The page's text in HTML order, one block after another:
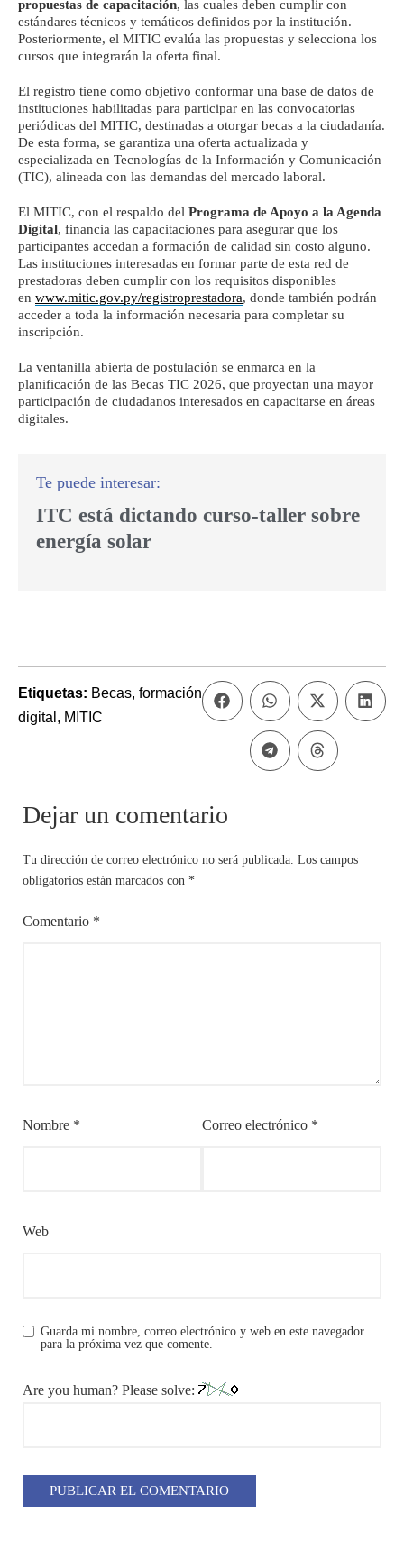
propuestas de capacitación, las cuales deben cumplir con
estándares técnicos y temáticos definidos por la institución.
Posteriormente, el MITIC evalúa las propuestas y selecciona los
cursos que integrarán la oferta final.
El registro tiene como objetivo conformar una base de datos de
instituciones habilitadas para participar en las convocatorias
periódicas del MITIC, destinadas a otorgar becas a la ciudadanía.
De esta forma, se garantiza una oferta actualizada y
especializada en Tecnologías de la Información y Comunicación
(TIC), alineada con las demandas del mercado laboral.
El MITIC, con el respaldo del Programa de Apoyo a la Agenda
Digital, financia las capacitaciones para asegurar que los
participantes accedan a formación de calidad sin costo alguno.
Las instituciones interesadas en formar parte de esta red de
prestadoras deben cumplir con los requisitos disponibles
en www.mitic.gov.py/registroprestadora, donde también podrán
acceder a toda la información necesaria para completar su
inscripción.
La ventanilla abierta de postulación se enmarca en la
planificación de las Becas TIC 2026, que proyectan una mayor
participación de ciudadanos interesados en capacitarse en áreas
digitales.
ITC está dictando curso-taller sobre
energía solar
Etiquetas: Becas, formación
digital , MITIC
Dejar un comentario
Tu dirección de correo electrónico no será publicada. Los campos
obligatorios están marcados con *
Comentario *
Nombre * Correo electrónico *
Web
Guarda mi nombre, correo electrónico y web en este navegador
para la próxima vez que comente.
Are you human? Please solve: